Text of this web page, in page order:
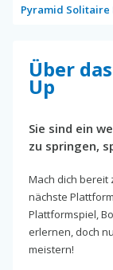
Pyramid Solitaire
Über
Up
Sie sind ein
zu springen,
Mach dich bereit
nächste
Plattformspiel,
erlernen, doch
meistern!